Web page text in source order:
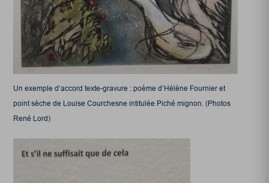
Un exemple d’accord texte-gravure : poème d’Hélène Fournier et
point sèche de Louise Courchesne intitulée Piché mignon. (Photos
René Lord)